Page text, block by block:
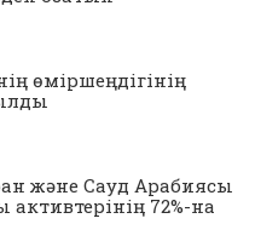
өміршеңдігінің
және Сауд Арабиясы
72%-на